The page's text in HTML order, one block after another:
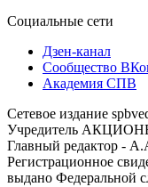
Социальные сети
Дзен-канал
Сообщество
Академия СПВ
Сетевое издание
Учредитель
Главный редактор -
Регистрационное
выдано Федеральной